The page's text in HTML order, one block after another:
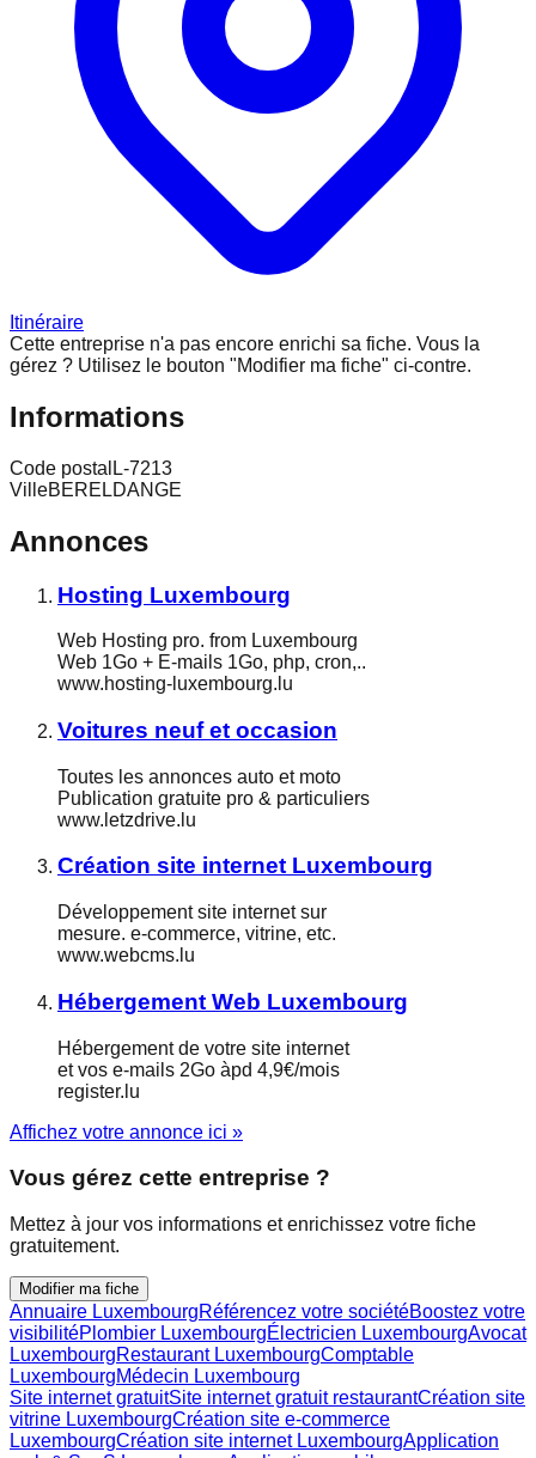
Itinéraire
Cette entreprise n'a pas encore enrichi sa fiche. Vous la
gérez ? Utilisez le bouton "Modifier ma fiche" ci-contre.
Informations
Code postal L-7213
VilleBERELDANGE
Annonces
Hosting Luxembourg
Web Hosting pro. from Luxembourg
Web 1Go + E-mails 1Go, php, cron,..
www.hosting-luxembourg.lu
Voitures neuf et occasion
Toutes les annonces auto et moto
Publication gratuite pro & particuliers
www.letzdrive.lu
Création site internet Luxembourg
Développement site internet sur
mesure. e-commerce, vitrine, etc.
www.webcms.lu
Hébergement Web Luxembourg
Hébergement de votre site internet
et vos e-mails 2Go àpd 4,9€/mois
register.lu
Affichez votre annonce ici »
Vous gérez cette entreprise ?
Mettez à jour vos informations et enrichissez votre fiche
gratuitement.
Modifier ma fiche
Annuaire LuxembourgRéférencez votre sociétéBoostez votre
visibilitéPlombier LuxembourgÉlectricien LuxembourgAvocat
LuxembourgRestaurant LuxembourgComptable
LuxembourgMédecin Luxembourg
Site internet gratuitSite internet gratuit restaurantCréation site
vitrine LuxembourgCréation site e-commerce
LuxembourgCréation site internet LuxembourgApplication